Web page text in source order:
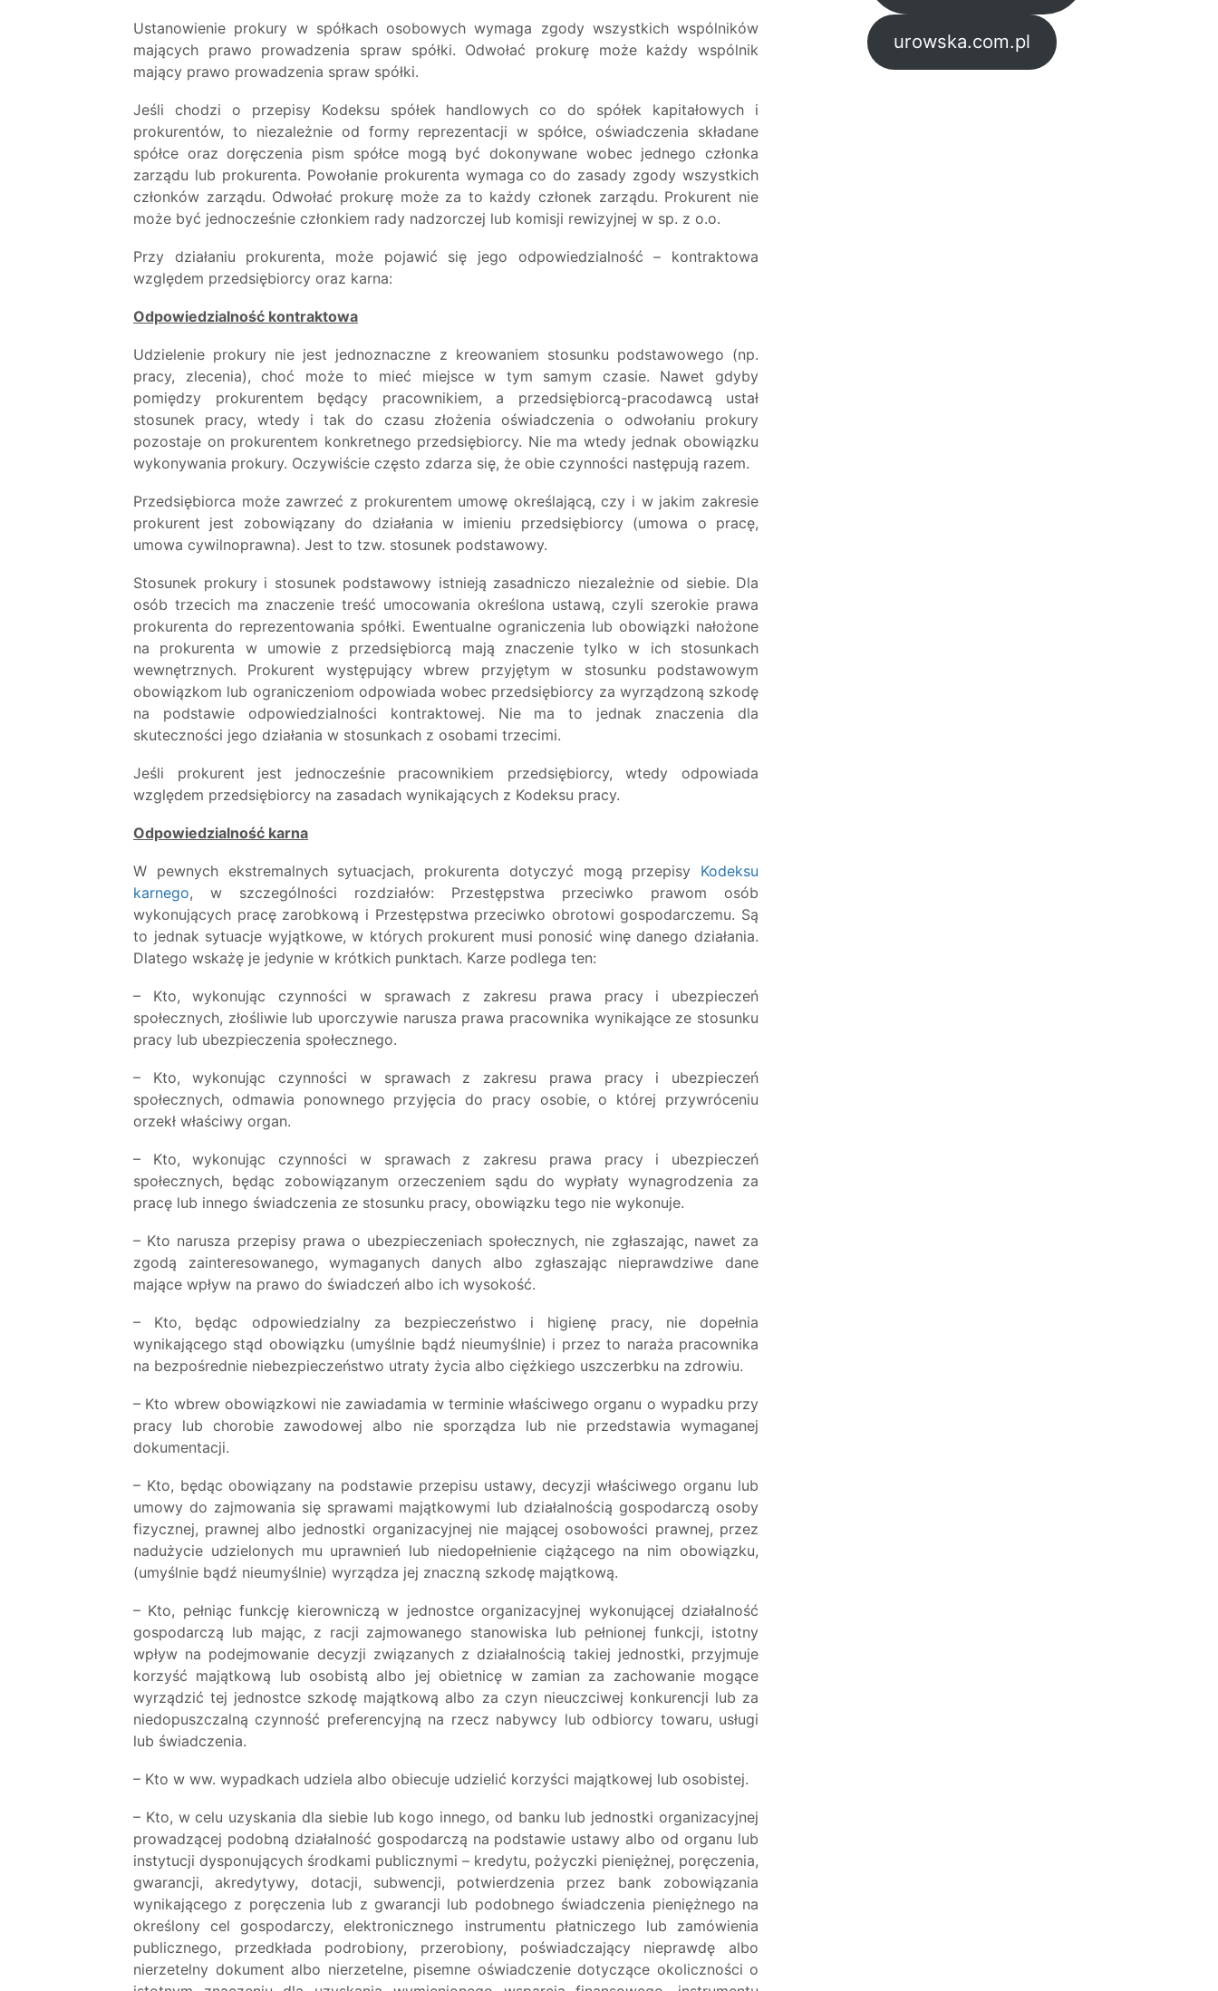
Ustanowienie prokury w spółkach osobowych wymaga zgody wszystkich wspólników
mających prawo prowadzenia spraw spółki. Odwołać prokurę może każdy wspólnik
mający prawo prowadzenia spraw spółki.
Jeśli chodzi o przepisy Kodeksu spółek handlowych co do spółek kapitałowych i
prokurentów, to niezależnie od formy reprezentacji w spółce, oświadczenia składane
spółce oraz doręczenia pism spółce mogą być dokonywane wobec jednego członka
zarządu lub prokurenta. Powołanie prokurenta wymaga co do zasady zgody wszystkich
członków zarządu. Odwołać prokurę może za to każdy członek zarządu. Prokurent nie
może być jednocześnie członkiem rady nadzorczej lub komisji rewizyjnej w sp. z o.o.
Przy działaniu prokurenta, może pojawić się jego odpowiedzialność – kontraktowa
względem przedsiębiorcy oraz karna:
Odpowiedzialność kontraktowa
Udzielenie prokury nie jest jednoznaczne z kreowaniem stosunku podstawowego (np.
pracy, zlecenia), choć może to mieć miejsce w tym samym czasie. Nawet gdyby
pomiędzy prokurentem będący pracownikiem, a przedsiębiorcą-pracodawcą ustał
stosunek pracy, wtedy i tak do czasu złożenia oświadczenia o odwołaniu prokury
pozostaje on prokurentem konkretnego przedsiębiorcy. Nie ma wtedy jednak obowiązku
wykonywania prokury. Oczywiście często zdarza się, że obie czynności następują razem.
Przedsiębiorca może zawrzeć z prokurentem umowę określającą, czy i w jakim zakresie
prokurent jest zobowiązany do działania w imieniu przedsiębiorcy (umowa o pracę,
umowa cywilnoprawna). Jest to tzw. stosunek podstawowy.
Stosunek prokury i stosunek podstawowy istnieją zasadniczo niezależnie od siebie. Dla
osób trzecich ma znaczenie treść umocowania określona ustawą, czyli szerokie prawa
prokurenta do reprezentowania spółki. Ewentualne ograniczenia lub obowiązki nałożone
na prokurenta w umowie z przedsiębiorcą mają znaczenie tylko w ich stosunkach
wewnętrznych. Prokurent występujący wbrew przyjętym w stosunku podstawowym
obowiązkom lub ograniczeniom odpowiada wobec przedsiębiorcy za wyrządzoną szkodę
na podstawie odpowiedzialności kontraktowej. Nie ma to jednak znaczenia dla
skuteczności jego działania w stosunkach z osobami trzecimi.
Jeśli prokurent jest jednocześnie pracownikiem przedsiębiorcy, wtedy odpowiada
względem przedsiębiorcy na zasadach wynikających z Kodeksu pracy.
Odpowiedzialność karna
W pewnych ekstremalnych sytuacjach, prokurenta dotyczyć mogą przepisy Kodeksu
karnego, w szczególności rozdziałów: Przestępstwa przeciwko prawom osób
wykonujących pracę zarobkową i Przestępstwa przeciwko obrotowi gospodarczemu. Są
to jednak sytuacje wyjątkowe, w których prokurent musi ponosić winę danego działania.
Dlatego wskażę je jedynie w krótkich punktach. Karze podlega ten:
– Kto, wykonując czynności w sprawach z zakresu prawa pracy i ubezpieczeń
społecznych, złośliwie lub uporczywie narusza prawa pracownika wynikające ze stosunku
pracy lub ubezpieczenia społecznego.
– Kto, wykonując czynności w sprawach z zakresu prawa pracy i ubezpieczeń
społecznych, odmawia ponownego przyjęcia do pracy osobie, o której przywróceniu
orzekł właściwy organ.
– Kto, wykonując czynności w sprawach z zakresu prawa pracy i ubezpieczeń
społecznych, będąc zobowiązanym orzeczeniem sądu do wypłaty wynagrodzenia za
pracę lub innego świadczenia ze stosunku pracy, obowiązku tego nie wykonuje.
– Kto narusza przepisy prawa o ubezpieczeniach społecznych, nie zgłaszając, nawet za
zgodą zainteresowanego, wymaganych danych albo zgłaszając nieprawdziwe dane
mające wpływ na prawo do świadczeń albo ich wysokość.
– Kto, będąc odpowiedzialny za bezpieczeństwo i higienę pracy, nie dopełnia
wynikającego stąd obowiązku (umyślnie bądź nieumyślnie) i przez to naraża pracownika
na bezpośrednie niebezpieczeństwo utraty życia albo ciężkiego uszczerbku na zdrowiu.
– Kto wbrew obowiązkowi nie zawiadamia w terminie właściwego organu o wypadku przy
pracy lub chorobie zawodowej albo nie sporządza lub nie przedstawia wymaganej
dokumentacji.
– Kto, będąc obowiązany na podstawie przepisu ustawy, decyzji właściwego organu lub
umowy do zajmowania się sprawami majątkowymi lub działalnością gospodarczą osoby
fizycznej, prawnej albo jednostki organizacyjnej nie mającej osobowości prawnej, przez
nadużycie udzielonych mu uprawnień lub niedopełnienie ciążącego na nim obowiązku,
(umyślnie bądź nieumyślnie) wyrządza jej znaczną szkodę majątkową.
– Kto, pełniąc funkcję kierowniczą w jednostce organizacyjnej wykonującej działalność
gospodarczą lub mając, z racji zajmowanego stanowiska lub pełnionej funkcji, istotny
wpływ na podejmowanie decyzji związanych z działalnością takiej jednostki, przyjmuje
korzyść majątkową lub osobistą albo jej obietnicę w zamian za zachowanie mogące
wyrządzić tej jednostce szkodę majątkową albo za czyn nieuczciwej konkurencji lub za
niedopuszczalną czynność preferencyjną na rzecz nabywcy lub odbiorcy towaru, usługi
lub świadczenia.
– Kto w ww. wypadkach udziela albo obiecuje udzielić korzyści majątkowej lub osobistej.
– Kto, w celu uzyskania dla siebie lub kogo innego, od banku lub jednostki organizacyjnej
prowadzącej podobną działalność gospodarczą na podstawie ustawy albo od organu lub
instytucji dysponujących środkami publicznymi – kredytu, pożyczki pieniężnej, poręczenia,
gwarancji, akredytywy, dotacji, subwencji, potwierdzenia przez bank zobowiązania
wynikającego z poręczenia lub z gwarancji lub podobnego świadczenia pieniężnego na
określony cel gospodarczy, elektronicznego instrumentu płatniczego lub zamówienia
publicznego, przedkłada podrobiony, przerobiony, poświadczający nieprawdę albo
nierzetelny dokument albo nierzetelne, pisemne oświadczenie dotyczące okoliczności o
urowska.com.pl